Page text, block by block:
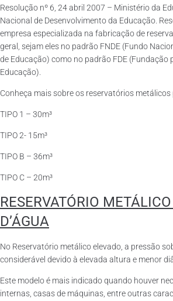
Resolução nº 6, 24 abril 2007 – Ministério da
Nacional de Desenvolvimento da Educação.
empresa especializada na fabricação de
geral, sejam eles no padrão FNDE (Fundo
de Educação) como no padrão FDE (Fundação
Educação).
Conheça mais sobre os reservatórios metálicos
TIPO 1 – 30m³
TIPO 2- 15m³
TIPO B – 36m³
TIPO C – 20m³
RESERVATÓRIO
D’ÁGUA
No Reservatório metálico elevado, a pressão
considerável devido à elevada altura e menor
Este modelo é mais indicado quando houver
internas, casas de máquinas, entre outras